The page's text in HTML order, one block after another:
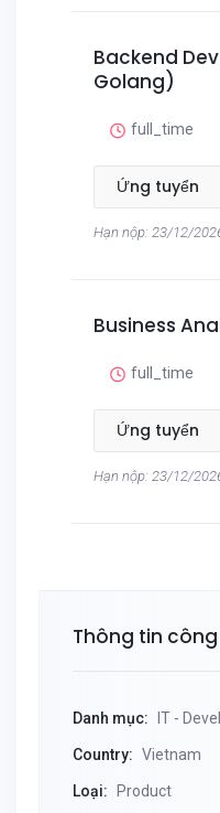
Backend
Golang)
full_time
Ứng tuyển
Hạn nộp: 23/12/
Business
full_time
Ứng tuyển
Hạn nộp: 23/12/
Thông tin
Danh mục: IT -
Country: Vietnam
Loại: Product